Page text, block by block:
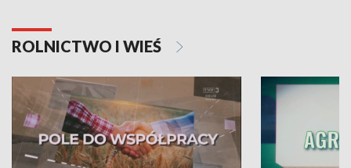
ROLNICTWO I WIEŚ